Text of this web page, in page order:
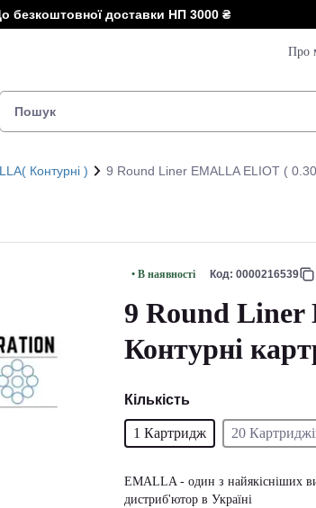
безкоштовної доставки НП 3000 ₴
Про
Контурні ) 9 Round Liner EMALLA ELIOT (
• В наявності Код: 0000216539
9 Round
Контурні
Кількість
1 Картридж 20
EMALLA - один з найякісніших
дистриб'ютор в Україні